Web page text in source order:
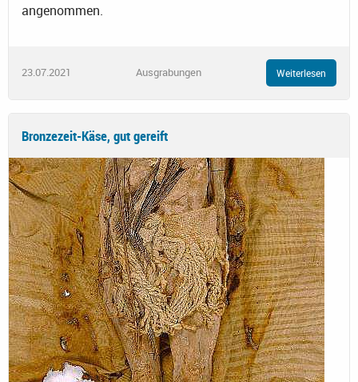
angenommen.
23.07.2021 Ausgrabungen Weiterlesen
Bronzezeit-Käse, gut gereift